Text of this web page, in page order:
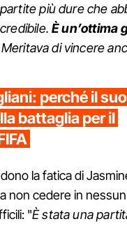
più dure che
È un’ottima
di vincere
perché il suo
battaglia per il
la fatica di
non cedere in
"È stata una